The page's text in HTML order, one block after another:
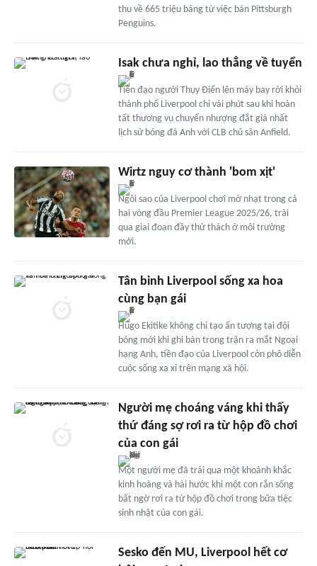
thu về 665 triệu bảng từ việc bán Pittsburgh
Penguins.
Isak chưa nghỉ, lao thẳng về tuyển
Tiền đạo người Thụy Điển lên máy bay rời khỏi
thành phố Liverpool chỉ vài phút sau khi hoàn
tất thương vụ chuyển nhượng đắt giá nhất
lịch sử bóng đá Anh với CLB chủ sân Anfield.
Wirtz nguy cơ thành 'bom xịt'
Ngôi sao của Liverpool chơi mờ nhạt trong cả
hai vòng đầu Premier League 2025/26, trải
qua giai đoạn đầy thử thách ở môi trường
mới.
Tân binh Liverpool sống xa hoa
cùng bạn gái
Hugo Ekitike không chỉ tạo ấn tượng tại đội
bóng mới khi ghi bàn trong trận ra mắt Ngoại
hạng Anh, tiền đạo của Liverpool còn phô diễn
cuộc sống xa xỉ trên mạng xã hội.
Người mẹ choáng váng khi thấy
thứ đáng sợ rơi ra từ hộp đồ chơi
của con gái
Một người mẹ đã trải qua một khoảnh khắc
kinh hoàng và hài hước khi một con rắn sống
bất ngờ rơi ra từ hộp đồ chơi trong bữa tiệc
sinh nhật của con gái.
Sesko đến MU, Liverpool hết cơ